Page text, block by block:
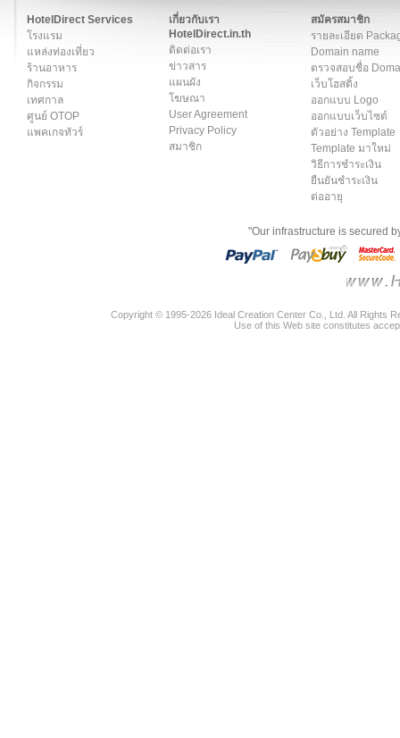
HotelDirect Services
โรงแรม
แหล่งท่องเที่ยว
ร้านอาหาร
กิจกรรม
เทศกาล
ศูนย์ OTOP
แพคเกจทัวร์
เกี่ยวกับเรา
HotelDirect.in.th
ติดต่อเรา
ข่าวสาร
แผนผัง
โฆษณา
User Agreement
Privacy Policy
สมาชิก
สมัครสมาชิก
รายละเอียด
Domain name
ตรวจสอบชื่อ
เว็บโฮสติ้ง
ออกแบบ Logo
ออกแบบเว็บไซต์
ตัวอย่าง Template
Template มาใหม่
วิธีการชำระเงิน
ยืนยันชำระเงิน
ต่ออายุ
"Our infrastructure is secured
Copyright © 1995-2026 Ideal Creation Center Co., Ltd. All Rights
Use of this Web site constitutes